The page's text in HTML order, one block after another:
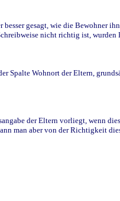
gesagt, wie die Bewohner
nicht richtig ist, wurden
Spalte Wohnort der Eltern,
der Eltern vorliegt, wenn
man aber von der Richtigkeit